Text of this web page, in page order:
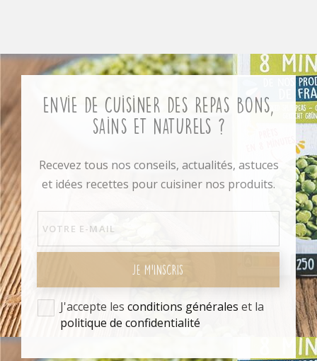
Envie de cuisiner des repas bons,
sains et naturels ?
Recevez tous nos conseils, actualités, astuces
et idées recettes pour cuisiner nos produits.
J'accepte les conditions générales et la
politique de confidentialité
JE M'INSCRIS